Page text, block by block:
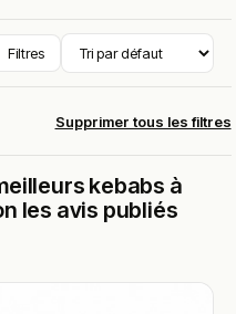
Filtres
Supprimer tous les filtres
kebabs à
les avis publiés